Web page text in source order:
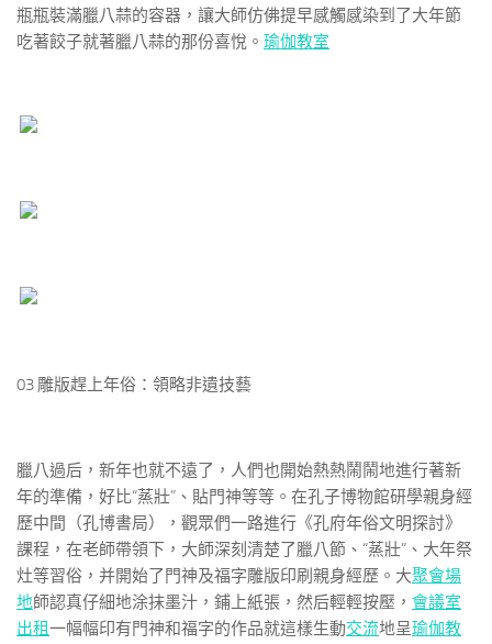
瓶瓶裝滿臘八蒜的容器，讓大師仿佛提早感觸感染到了大年節
吃著餃子就著臘八蒜的那份喜悅。 瑜伽教室
03 雕版趕上年俗：領略非遺技藝
臘八過后，新年也就不遠了，人們也開始熱熱鬧鬧地進行著新
年的準備，好比“蒸壯”、貼門神等等。在孔子博物館研學親身經
歷中間（孔博書局），觀眾們一路進行《孔府年俗文明探討》
課程，在老師帶領下，大師深刻清楚了臘八節、“蒸壯”、大年祭
灶等習俗，并開始了門神及福字雕版印刷親身經歷。大聚會場
地師認真仔細地涂抹墨汁，鋪上紙張，然后輕輕按壓， 會議室
出租一幅幅印有門神和福字的作品就這樣生動交流地呈瑜伽教